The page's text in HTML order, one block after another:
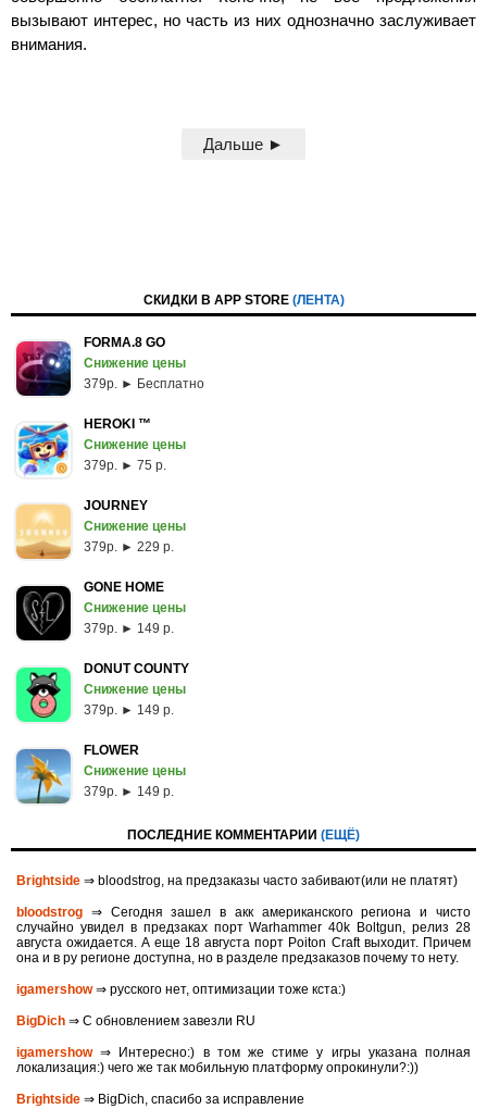
вызывают интерес, но часть из них однозначно заслуживает
внимания.
Дальше ►
СКИДКИ В APP STORE (ЛЕНТА)
FORMA.8 GO
Снижение цены
379p. ► Бесплатно
HEROKI ™
Снижение цены
379p. ► 75 р.
JOURNEY
Снижение цены
379p. ► 229 р.
GONE HOME
Снижение цены
379p. ► 149 р.
DONUT COUNTY
Снижение цены
379p. ► 149 р.
FLOWER
Снижение цены
379p. ► 149 р.
ПОСЛЕДНИЕ КОММЕНТАРИИ (ЕЩЁ)
Brightside ⇒ bloodstrog, на предзаказы часто забивают(или не платят)
bloodstrog ⇒ Сегодня зашел в акк американского региона и чисто
случайно увидел в предзаках порт Warhammer 40k Boltgun, релиз 28
августа ожидается. A eще 18 августа порт Poiton Сraft выходит. Причем
она и в ру регионе доступна, но в разделе предзаказов почему то нету.
igamershow⇒ русского нет, оптимизации тоже кста:)
BigDich ⇒ С обновлением завезли RU
igamershow⇒ Интересно:) в том же стиме у игры указана полная
локализация:) чего же так мобильную платформу опрокинули?:))
Brightside ⇒ BigDich, спасибо за исправление